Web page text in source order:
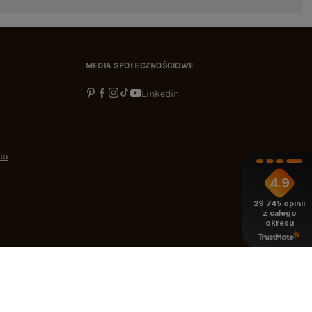
MEDIA SPOŁECZNOŚCIOWE
Linkedin
4.9
29 745 opinii
z całego
okresu